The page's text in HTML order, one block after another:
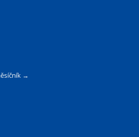
→